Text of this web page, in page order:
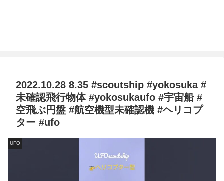
2022.10.28 8.35 #scoutship #yokosuka #
未確認飛行物体 #yokosukaufo #宇宙船 #
空飛ぶ円盤 #航空機型未確認機 #ヘリコプ
ター #ufo
UFO